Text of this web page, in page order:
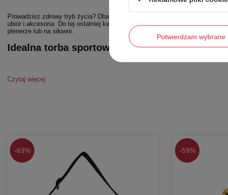
Prowadzisz zdrowy tryb życia? Dbasz o swoją kondycję? Codzienna
ubiór i akcesoria. Do tej ostatniej kategorii zaliczają się między innymitorby
plenerze lub na siłowni.
Idealna torba sportowa damska – jakie
Czytaj więcej
-63% -59%
Potwierdzam wybrane